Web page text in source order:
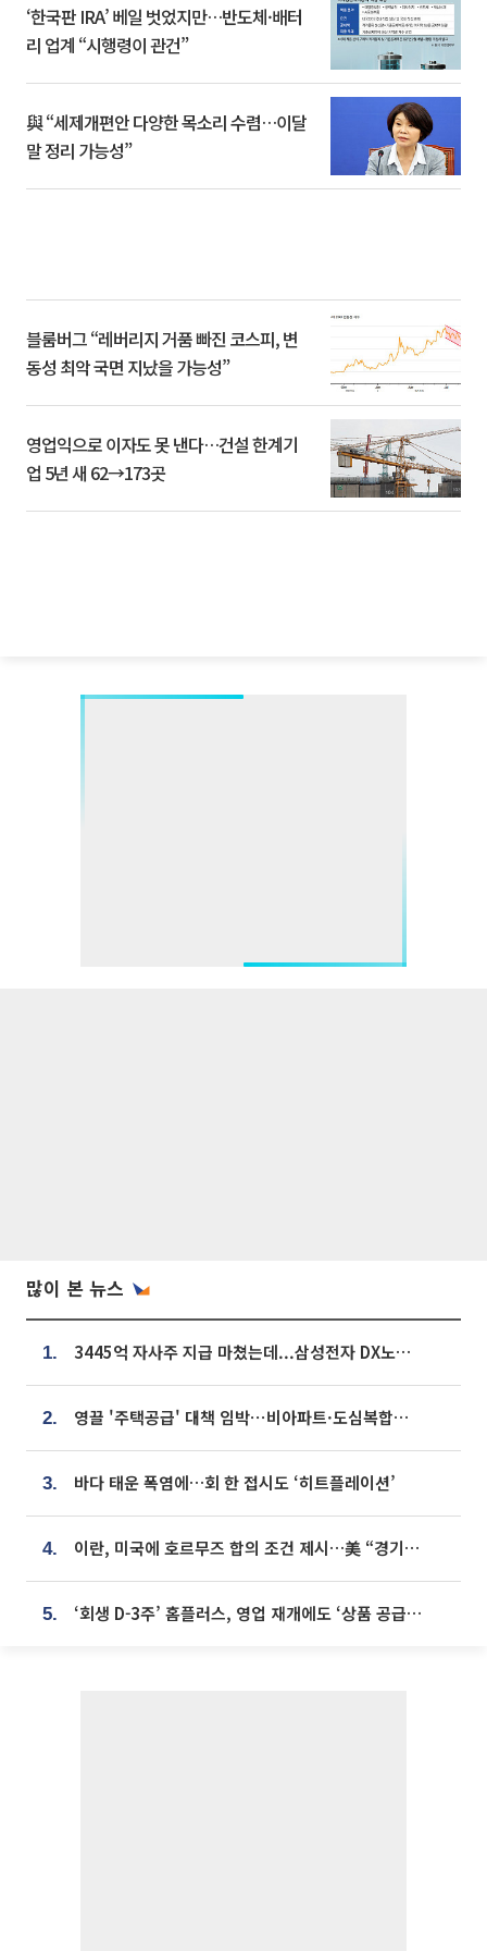
‘한국판 IRA’ 베일 벗었지만…반도체·배터
리 업계 “시행령이 관건”
與 “세제개편안 다양한 목소리 수렴…이달
말 정리 가능성”
블룸버그 “레버리지 거품 빠진 코스피, 변
동성 최악 국면 지났을 가능성”
영업익으로 이자도 못 낸다…건설 한계기
업 5년 새 62→173곳
많이 본 뉴스
1. 3445억 자사주 지급 마쳤는데...삼성전자 DX노조, 뒤늦은 '떼쓰기 집회'
2. 영끌 '주택공급' 대책 임박⋯비아파트·도심복합까지 총동원
3. 바다 태운 폭염에…회 한 접시도 ‘히트플레이션’
4. 이란, 미국에 호르무즈 합의 조건 제시…美 “경기 아직 안 끝나” [종합]
5. ‘회생 D-3주’ 홈플러스, 영업 재개에도 ‘상품 공급망’ 복구가 생존 관건